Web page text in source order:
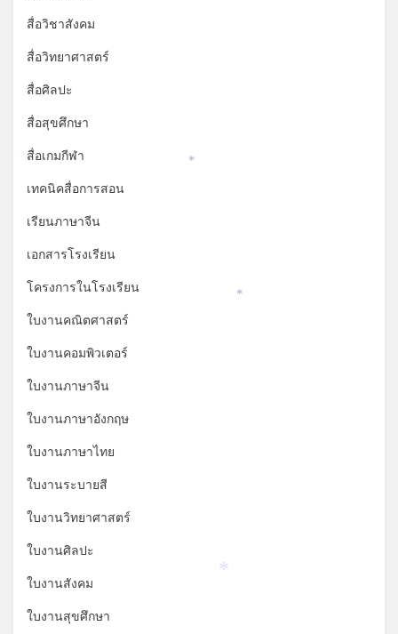
สื่อวิชาสังคม
สื่อวิทยาศาสตร์
สื่อศิลปะ
สื่อสุขศึกษา
สื่อเกมกีฬา
เทคนิคสื่อการสอน
เรียนภาษาจีน
เอกสารโรงเรียน
โครงการในโรงเรียน
ใบงานคณิตศาสตร์
ใบงานคอมพิวเตอร์
ใบงานภาษาจีน
ใบงานภาษาอังกฤษ
ใบงานภาษาไทย
ใบงานระบายสี
ใบงานวิทยาศาสตร์
ใบงานศิลปะ
ใบงานสังคม
ใบงานสุขศึกษา